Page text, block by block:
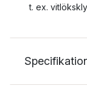
t. ex.